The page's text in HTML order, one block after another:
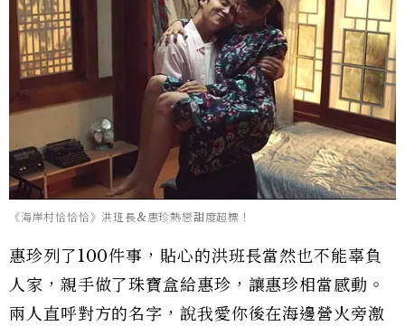
《海岸村恰恰恰》洪班長&惠珍熱戀甜度超標！
惠珍列了100件事，貼心的洪班長當然也不能辜負
人家，親手做了珠寶盒給惠珍，讓惠珍相當感動。
兩人直呼對方的名字，說我愛你後在海邊營火旁激